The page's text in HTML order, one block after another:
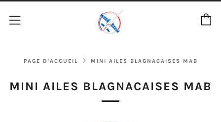
Menu
PAGE D'ACCUEIL MINI AILES BLAGNACAISES MAB
MINI AILES BLAGNACAISES MAB